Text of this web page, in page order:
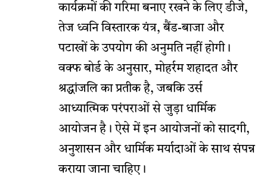
कार्यक्रमों की गरिमा बनाए रखने के लिए डीजे,
तेज ध्वनि विस्तारक यंत्र, बैंड-बाजा और
पटाखों के उपयोग की अनुमति नहीं होगी।
वक्फ बोर्ड के अनुसार, मोहर्रम शहादत और
श्रद्धांजलि का प्रतीक है, जबकि उर्स
आध्यात्मिक परंपराओं से जुड़ा धार्मिक
आयोजन है। ऐसे में इन आयोजनों को सादगी,
अनुशासन और धार्मिक मर्यादाओं के साथ संपन्न
कराया जाना चाहिए।